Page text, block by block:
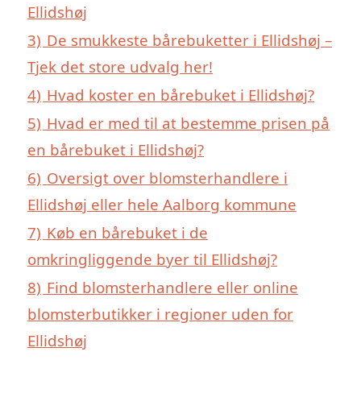
Ellidshøj
3) De smukkeste bårebuketter i Ellidshøj –
Tjek det store udvalg her!
4) Hvad koster en bårebuket i Ellidshøj?
5) Hvad er med til at bestemme prisen på
en bårebuket i Ellidshøj?
6) Oversigt over blomsterhandlere i
Ellidshøj eller hele Aalborg kommune
7) Køb en bårebuket i de
omkringliggende byer til Ellidshøj?
8) Find blomsterhandlere eller online
blomsterbutikker i regioner uden for
Ellidshøj